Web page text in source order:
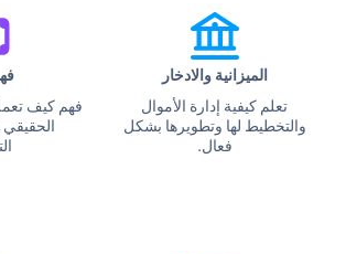
الميزانية والادخار
تعلم كيفية إدارة الأموال
والتخطيط لها وتطويرها بشكل
فعال.
فهم كيف
الحقيقي